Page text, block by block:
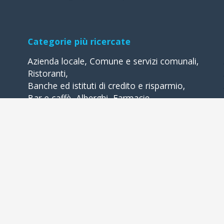
Categorie più ricercate
Azienda locale, Comune e servizi comunali,
Ristoranti,
Banche ed istituti di credito e risparmio,
Bar e caffè,Alberghi,Farmacie,